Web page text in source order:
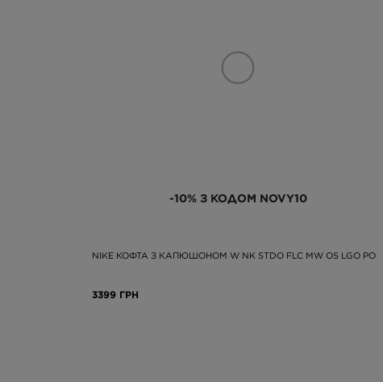
-10% З КОДОМ NOVY10
NIKE КОФТА З КАПЮШОНОМ W NK STDO FLC MW OS LGO PO
3399 ГРН